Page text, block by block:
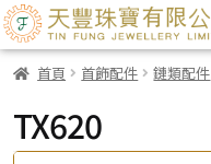
首頁 首飾配件 鏈類配件
TX620